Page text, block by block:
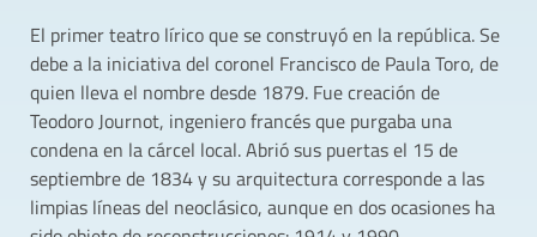
El primer teatro lírico que se construyó en la república. Se
debe a la iniciativa del coronel Francisco de Paula Toro, de
quien lleva el nombre desde 1879. Fue creación de
Teodoro Journot, ingeniero francés que purgaba una
condena en la cárcel local. Abrió sus puertas el 15 de
septiembre de 1834 y su arquitectura corresponde a las
limpias líneas del neoclásico, aunque en dos ocasiones ha